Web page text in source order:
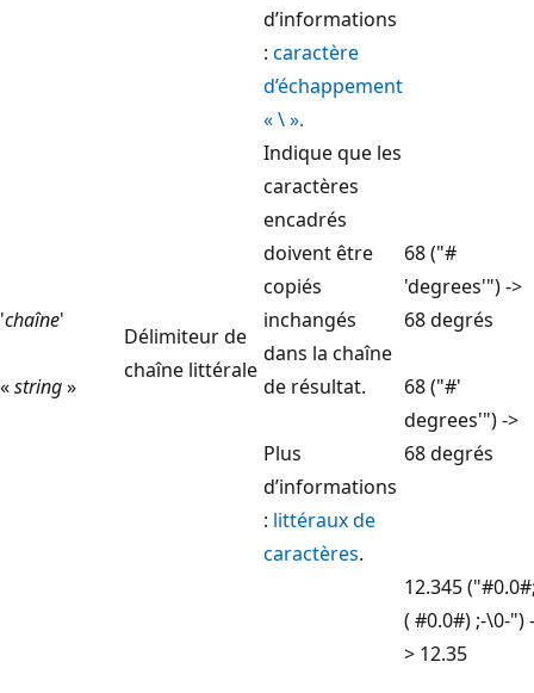
d’informations
: caractère
d’échappement
« \ ».
'chaîne'
«string»
Délimiteur de
chaîne littérale
Indique que les
caractères
encadrés
doivent être
copiés
inchangés
dans la chaîne
de résultat.
Plus
d’informations
: littéraux de
caractères.
68 ("#
'degrees'") ->
68 degrés
68 ("#'
degrees'") ->
68 degrés
12.345
( #0.0#) ;-\0-") -
> 12.35